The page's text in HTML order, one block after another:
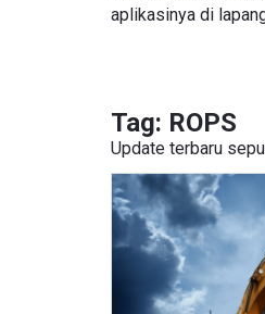
aplikasinya di
Tag: ROPS
Update terbaru